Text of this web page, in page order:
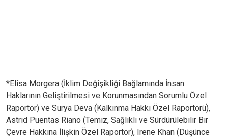
*Elisa Morgera (İklim Değişikliği Bağlamında İnsan
Haklarının Geliştirilmesi ve Korunmasından Sorumlu Özel
Raportör) ve Surya Deva (Kalkınma Hakkı Özel Raportörü),
Astrid Puentas Riano (Temiz, Sağlıklı ve Sürdürülebilir Bir
Çevre Hakkına İlişkin Özel Raportör), Irene Khan (Düşünce